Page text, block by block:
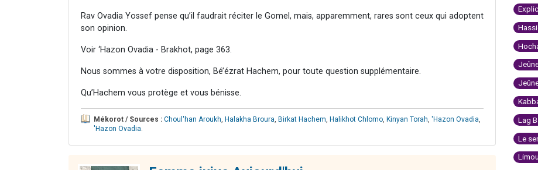
Rav Ovadia Yossef pense qu’il faudrait réciter le Gomel, mais, apparemment, rares sont ceux qui adoptent
son opinion.
Voir ‘Hazon Ovadia - Brakhot, page 363.
Nous sommes à votre disposition, Bé’ézrat Hachem, pour toute question supplémentaire.
Qu’Hachem vous protège et vous bénisse.
Mékorot / Sources : Choul'han Aroukh Halakha Broura Birkat Hachem Halikhot Chlomo Kinyan Torah 'Hazon Ovadia
'Hazon Ovadia
Lag
Le